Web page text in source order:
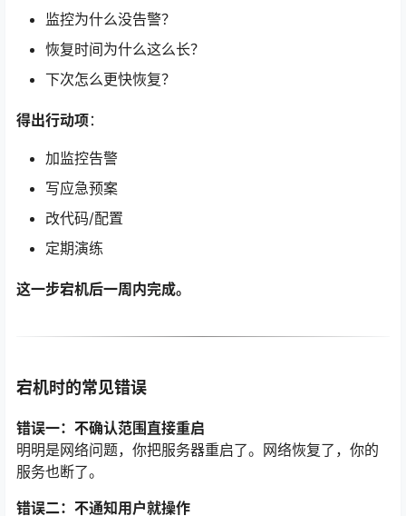
监控为什么没告警？
恢复时间为什么这么长？
下次怎么更快恢复？
得出行动项：
加监控告警
写应急预案
改代码/配置
定期演练
这一步宕机后一周内完成。
宕机时的常见错误
错误一：不确认范围直接重启
明明是网络问题，你把服务器重启了。网络恢复了，你的
服务也断了。
错误二：不通知用户就操作